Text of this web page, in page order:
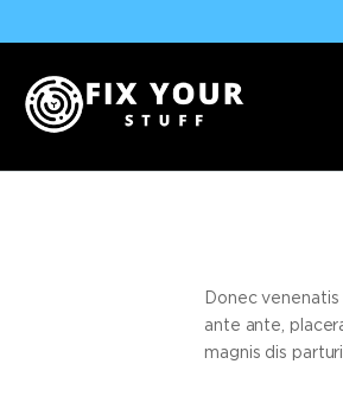
Donec
ante ante,
magnis dis